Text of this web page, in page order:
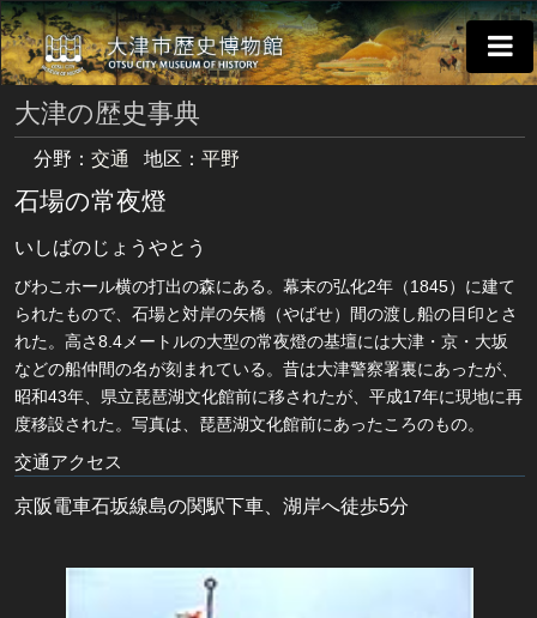
大津の歴史事典
分野：交通 地区：平野
石場の常夜燈
いしばのじょうやとう
びわこホール横の打出の森にある。幕末の弘化2年（1845）に建て
られたもので、石場と対岸の矢橋（やばせ）間の渡し船の目印とさ
れた。高さ8.4メートルの大型の常夜燈の基壇には大津・京・大坂
などの船仲間の名が刻まれている。昔は大津警察署裏にあったが、
昭和43年、県立琵琶湖文化館前に移されたが、平成17年に現地に再
度移設された。写真は、琵琶湖文化館前にあったころのもの。
交通アクセス
京阪電車石坂線島の関駅下車、湖岸へ徒歩5分